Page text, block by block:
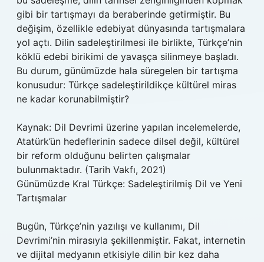
gibi bir tartışmayı da beraberinde getirmiştir. Bu
değişim, özellikle edebiyat dünyasında tartışmalara
yol açtı. Dilin sadeleştirilmesi ile birlikte, Türkçe’nin
köklü edebi birikimi de yavaşça silinmeye başladı.
Bu durum, günümüzde hala süregelen bir tartışma
konusudur: Türkçe sadeleştirildikçe kültürel miras
ne kadar korunabilmiştir?
Kaynak: Dil Devrimi üzerine yapılan incelemelerde,
Atatürk’ün hedeflerinin sadece dilsel değil, kültürel
bir reform olduğunu belirten çalışmalar
bulunmaktadır. (Tarih Vakfı, 2021)
Günümüzde Kral Türkçe: Sadeleştirilmiş Dil ve Yeni
Tartışmalar
Bugün, Türkçe’nin yazılışı ve kullanımı, Dil
Devrimi’nin mirasıyla şekillenmiştir. Fakat, internetin
ve dijital medyanın etkisiyle dilin bir kez daha